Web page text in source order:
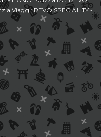
Viaggi: REVO SPECIALITY -